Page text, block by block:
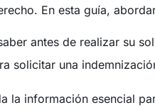
En esta guía,
antes de realizar su
solicitar una
la información esencial